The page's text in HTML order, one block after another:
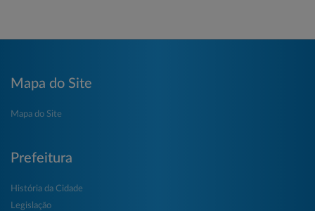
Mapa do Site
Mapa do Site
Prefeitura
História da Cidade
Legislação